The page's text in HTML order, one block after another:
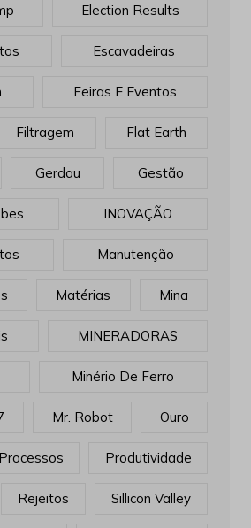
Election Results
Escavadeiras
Feiras E Eventos
Filtragem Flat Earth
Gerdau Gestão
INOVAÇÃO
Manutenção
Matérias Mina
MINERADORAS
Minério De Ferro
Mr. Robot Ouro
Processos Produtividade
Rejeitos Sillicon Valley